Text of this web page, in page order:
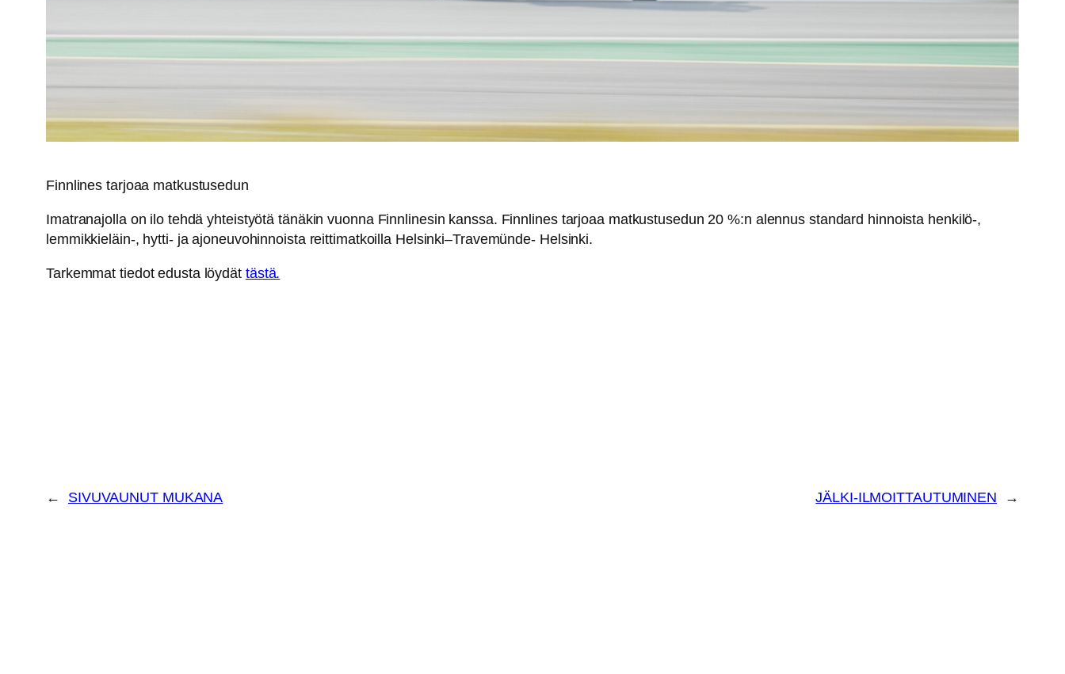
Finnlines tarjoaa matkustusedun
Imatranajolla on ilo tehdä yhteistyötä tänäkin vuonna Finnlinesin kanssa. Finnlines tarjoaa matkustusedun 20 %:n alennus standard hinnoista henkilö-,
lemmikkieläin-, hytti- ja ajoneuvohinnoista reittimatkoilla Helsinki–Travemünde- Helsinki.
Tarkemmat tiedot edusta löydät tästä.
← SIVUVAUNUT MUKANA JÄLKI-ILMOITTAUTUMINEN →